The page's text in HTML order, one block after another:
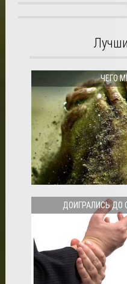
ЧЕГО
ДОИГРАЛИСЬ ДО